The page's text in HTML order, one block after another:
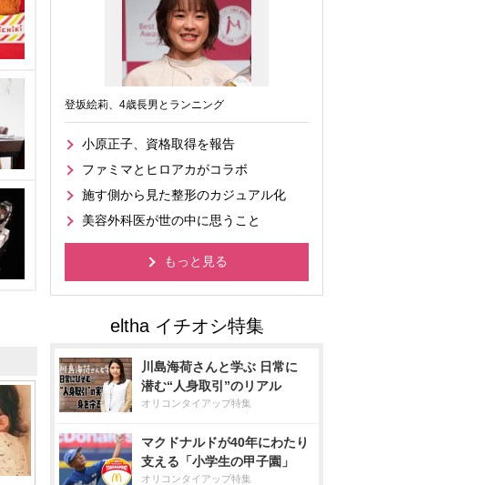
登坂絵莉、4歳長男とランニング
小原正子、資格取得を報告
ファミマとヒロアカがコラボ
施す側から見た整形のカジュアル化
美容外科医が世の中に思うこと
もっと見る
川島海荷さんと学ぶ 日常に
潜む“人身取引”のリアル
オリコンタイアップ特集
マクドナルドが40年にわたり
支える「小学生の甲子園」
オリコンタイアップ特集